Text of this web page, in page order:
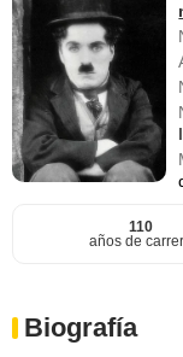
110
años de
Biografía